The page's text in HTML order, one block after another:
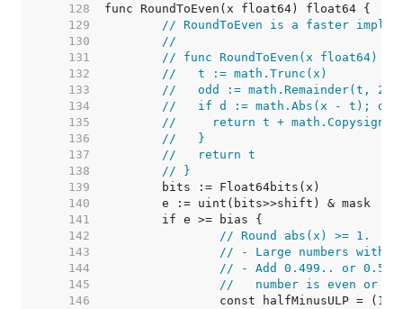
   128
   129
// RoundToEven is a faster
   130
//
   131
// func RoundToEven(x float64)
   132
//   t := math.Trunc(x)
   133
//   odd := math.Remainder(t, 2)
   134
//   if d := math.Abs(x - t); d >
   135
//     return t +
   136
//   }
   137
//   return t
   138
// }
   139
   140
   141
   142
// Round abs(x) >= 1.
   143
// - Large numbers
   144
// - Add 0.499.. or 0.5
   145
//   number is even or
   146